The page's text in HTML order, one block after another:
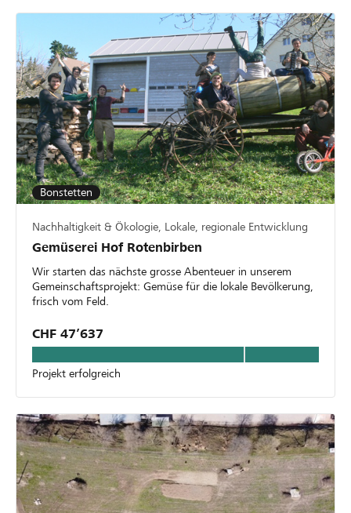
Bonstetten
Nachhaltigkeit & Ökologie, Lokale, regionale Entwicklung
Gemüserei Hof Rotenbirben
Wir starten das nächste grosse Abenteuer in unserem
Gemeinschaftsprojekt: Gemüse für die lokale Bevölkerung,
frisch vom Feld.
CHF 47’637
Projekt erfolgreich